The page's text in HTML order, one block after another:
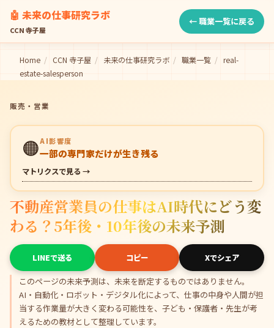
🤖 未来の仕事研究ラボ
CCN 寺子屋
← 職業一覧に戻る
Home / CCN 寺子屋 / 未来の仕事研究ラボ / 職業一覧 / real-
estate-salesperson
販売・営業
🟠AI影響度
一部の専門家だけが生き残る
マトリクスで見る →
不動産営業員の仕事はAI時代にどう変
わる？5年後・10年後の未来予測
LINEで送る コピー Xでシェア
このページの未来予測は、未来を断定するものではありません。
AI・自動化・ロボット・デジタル化によって、仕事の中身や人間が担
当する作業量が大きく変わる可能性を、子ども・保護者・先生が考
えるための教材として整理しています。